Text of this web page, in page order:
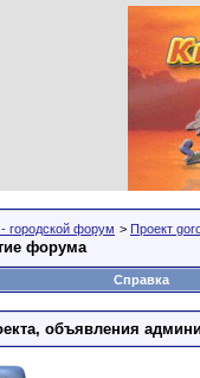
- городской форум > Проект
форума
Справка
объявления